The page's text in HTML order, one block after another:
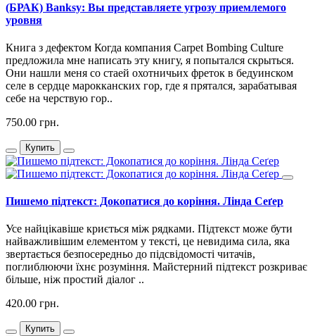
(БРАК) Banksy: Вы представляете угрозу приемлемого
уровня
Книга з дефектом Когда компания Carpet Bombing Culture
предложила мне написать эту книгу, я попытался скрыться.
Они нашли меня со стаей охотничьих фреток в бедуинском
селе в сердце марокканских гор, где я прятался, зарабатывая
себе на черствую гор..
750.00 грн.
Купить
Пишемо підтекст: Докопатися до коріння. Лінда Сеґер
Усе найцікавіше криється між рядками. Підтекст може бути
найважливішим елементом у тексті, це невидима сила, яка
звертається безпосередньо до підсвідомості читачів,
поглиблюючи їхнє розуміння. Майстерний підтекст розкриває
більше, ніж простий діалог ..
420.00 грн.
Купить